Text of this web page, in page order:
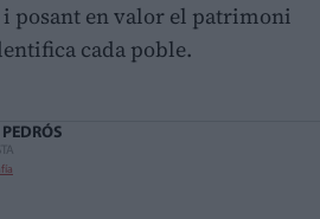
posant en valor el patrimoni
cada poble.